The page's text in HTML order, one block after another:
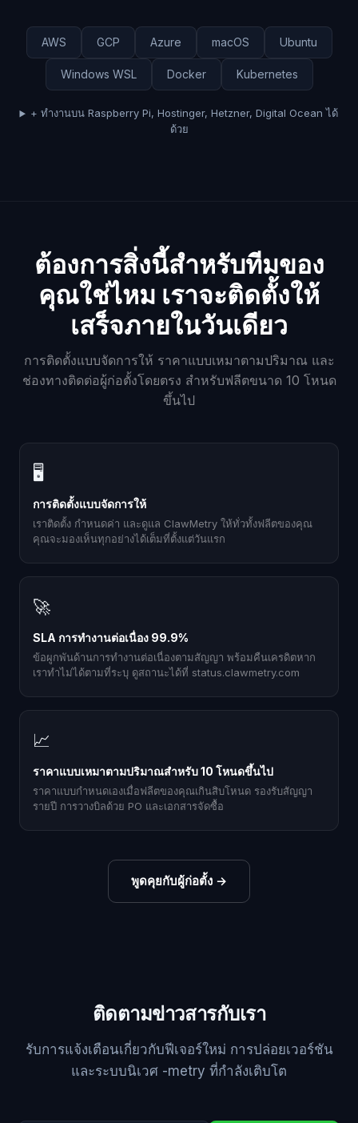
AWS GCP Azure macOS Ubuntu
Windows WSL Docker Kubernetes
+ ทำงานบน Raspberry Pi, Hostinger, Hetzner, Digital Ocean ได้
ด้วย
ต้องการสิ่งนี้สำหรับทีมของ
คุณใช่ไหม เราจะติดตั้งให้
เสร็จภายในวันเดียว
การติดตั้งแบบจัดการให้ ราคาแบบเหมาตามปริมาณ และ
ช่องทางติดต่อผู้ก่อตั้งโดยตรง สำหรับฟลีตขนาด 10 โหนด
ขึ้นไป
🖥
การติดตั้งแบบจัดการให้
เราติดตั้ง กำหนดค่า และดูแล ClawMetry ให้ทั่วทั้งฟลีตของคุณ
คุณจะมองเห็นทุกอย่างได้เต็มที่ตั้งแต่วันแรก
🚀
SLA การทำงานต่อเนื่อง 99.9%
ข้อผูกพันด้านการทำงานต่อเนื่องตามสัญญา พร้อมคืนเครดิตหาก
เราทำไม่ได้ตามที่ระบุ ดูสถานะได้ที่ status.clawmetry.com
📈
ราคาแบบเหมาตามปริมาณสำหรับ 10 โหนดขึ้นไป
ราคาแบบกำหนดเองเมื่อฟลีตของคุณเกินสิบโหนด รองรับสัญญา
รายปี การวางบิลด้วย PO และเอกสารจัดซื้อ
พูดคุยกับผู้ก่อตั้ง →
ติดตามข่าวสารกับเรา
รับการแจ้งเตือนเกี่ยวกับฟีเจอร์ใหม่ การปล่อยเวอร์ชัน
และระบบนิเวศ -metry ที่กำลังเติบโต